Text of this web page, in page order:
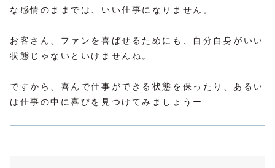
な感情のままでは、いい仕事になりません。
お客さん、ファンを喜ばせるためにも、自分自身がいい
状態じゃないといけませんね。
ですから、喜んで仕事ができる状態を保ったり、あるい
は仕事の中に喜びを見つけてみましょうー